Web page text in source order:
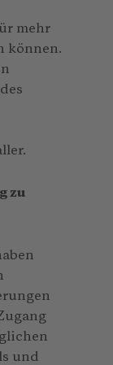
mehr
können.
zu
und